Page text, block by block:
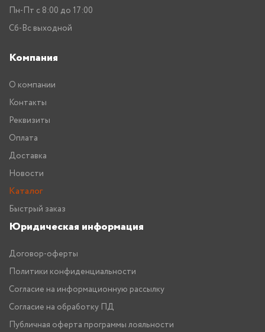
Пн-Пт с 8:00 до 17:00
Сб-Вс выходной
Компания
О компании
Контакты
Реквизиты
Оплата
Доставка
Новости
Каталог
Быстрый заказ
Юридическая информация
Договор-оферты
Политики конфиденциальности
Согласие на информационную рассылку
Согласие на обработку ПД
Публичная оферта программы лояльности